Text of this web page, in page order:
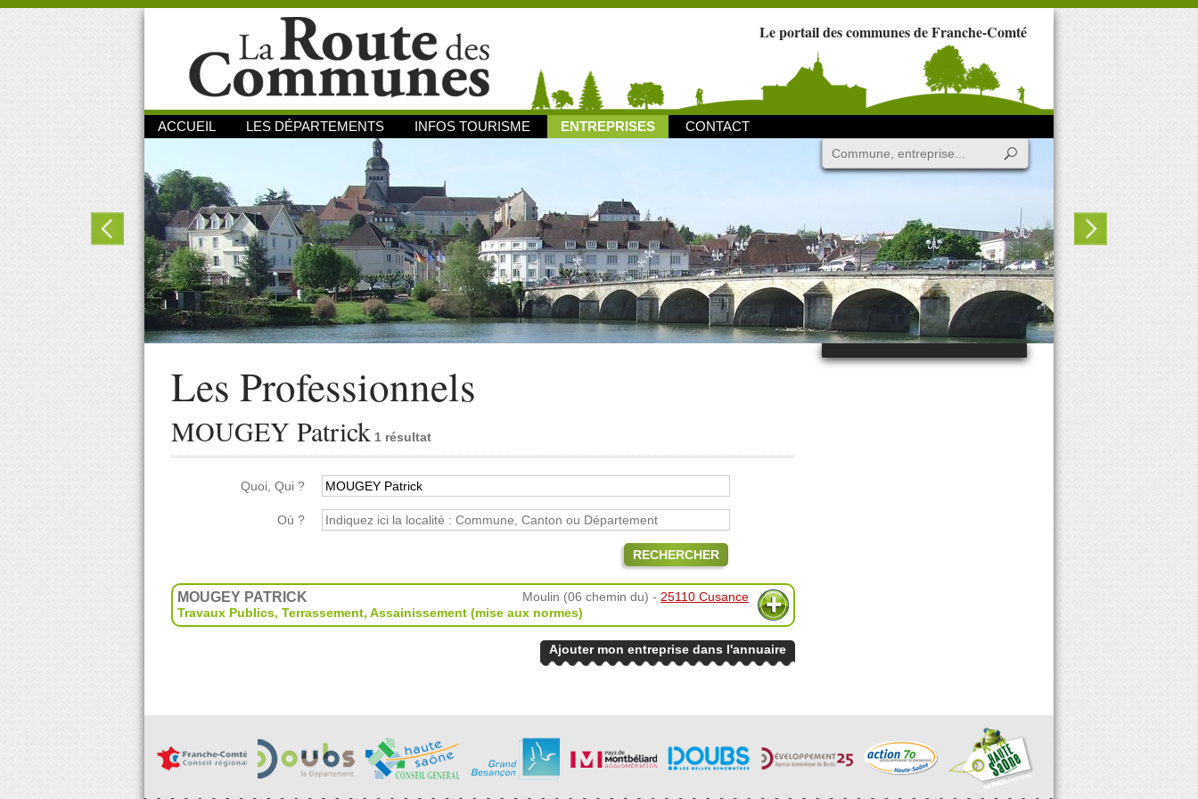
Le portail des communes de Franche-Comté
ACCUEIL LES DÉPARTEMENTS INFOS TOURISME ENTREPRISES CONTACT
Les Professionnels
MOUGEY Patrick 1 résultat
Quoi, Qui ?
Où ?
RECHERCHER
MOUGEY PATRICK Moulin (06 chemin du) - 25110 Cusance
Travaux Publics, Terrassement, Assainissement (mise aux normes)
Ajouter mon entreprise dans l'annuaire